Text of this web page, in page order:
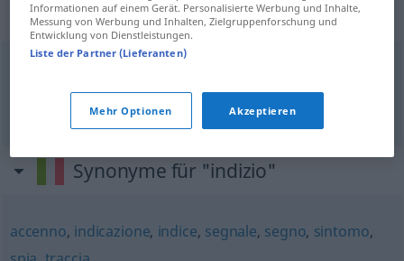
Beispielsätze für "indizio"
Beweismitteln
Synonyme für "indizio"
accenno, indicazione, indice, segnale, segno, sintomo,
Informationen auf einem Gerät. Personalisierte Werbung und Inhalte,
Messung von Werbung und Inhalten, Zielgruppenforschung und
Entwicklung von Dienstleistungen.
Liste der Partner (Lieferanten)
Mehr Optionen Akzeptieren